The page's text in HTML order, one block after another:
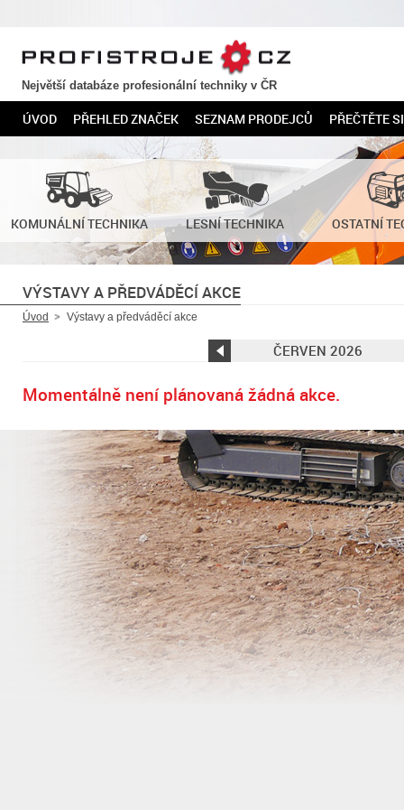
PROFISTROJE.CZ
Největší databáze profesionální techniky v ČR
ÚVOD PŘEHLED ZNAČEK SEZNAM PRODEJCŮ PŘEČTĚTE SI
KOMUNÁLNÍ TECHNIKA LESNÍ TECHNIKA OSTATNÍ
VÝSTAVY A PŘEDVÁDĚCÍ AKCE
Úvod Výstavy a předváděcí akce
← ČERVEN 2026
Momentálně není plánovaná žádná akce.